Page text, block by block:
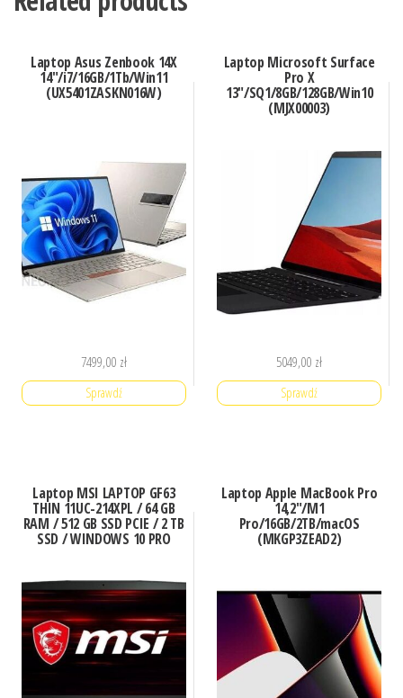
Laptop Asus Zenbook 14X
14″/i7/16GB/1Tb/Win11
(UX5401ZASKN016W)
7499,00 zł
Sprawdź
Laptop Microsoft Surface
Pro X
13″/SQ1/8GB/128GB/Win10
(MJX00003)
5049,00 zł
Sprawdź
Laptop MSI LAPTOP GF63
THIN 11UC-214XPL / 64 GB
RAM / 512 GB SSD PCIE / 2 TB
SSD / WINDOWS 10 PRO
Laptop Apple MacBook Pro
14,2″/M1
Pro/16GB/2TB/macOS
(MKGP3ZEAD2)